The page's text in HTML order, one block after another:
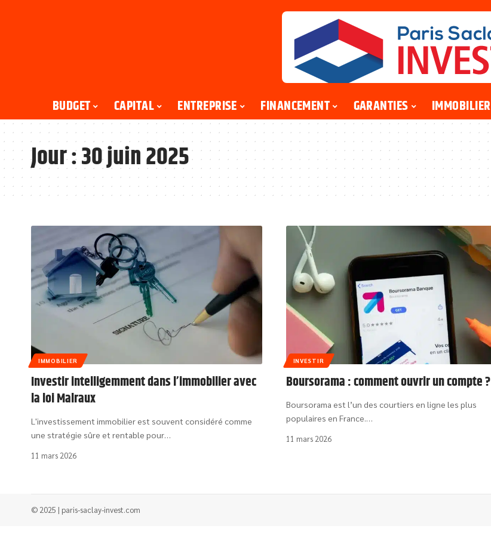
BUDGET CAPITAL ENTREPRISE FINANCEMENT GARANTIES IMMOBILIER
Jour :30 juin 2025
IMMOBILIER
Investir intelligemment dans l’immobilier avec
la loi Malraux
L'investissement immobilier est souvent considéré comme
une stratégie sûre et rentable pour…
11 mars 2026
INVESTIR
Boursorama : comment ouvrir un compte ?
Boursorama est l’un des courtiers en ligne les plus
populaires en France.…
11 mars 2026
© 2025 | paris-saclay-invest.com